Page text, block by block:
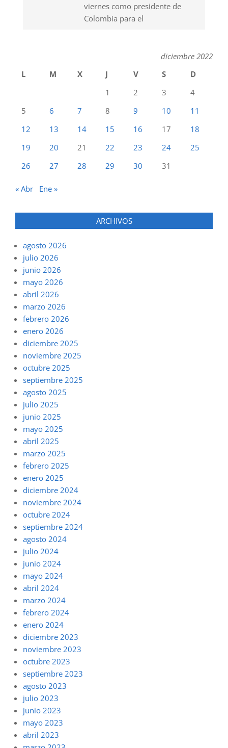
viernes como presidente de
Colombia para el
diciembre 2022
L
M X J V S
D
1
2 3
4
5
6 7 8 9 10
11
12
13 14 15 16 17
18
19
20 21 22 23 24
25
26
27 28 29 30 31
« Abr Ene »
ARCHIVOS
agosto 2026
julio 2026
junio 2026
mayo 2026
abril 2026
marzo 2026
febrero 2026
enero 2026
diciembre 2025
noviembre 2025
octubre 2025
septiembre 2025
agosto 2025
julio 2025
junio 2025
mayo 2025
abril 2025
marzo 2025
febrero 2025
enero 2025
diciembre 2024
noviembre 2024
octubre 2024
septiembre 2024
agosto 2024
julio 2024
junio 2024
mayo 2024
abril 2024
marzo 2024
febrero 2024
enero 2024
diciembre 2023
noviembre 2023
octubre 2023
septiembre 2023
agosto 2023
julio 2023
junio 2023
mayo 2023
abril 2023